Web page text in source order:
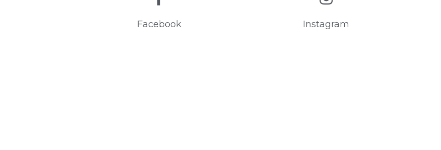
Facebook Instagram